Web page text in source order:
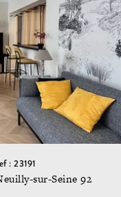
: 23191
sur-Seine 92